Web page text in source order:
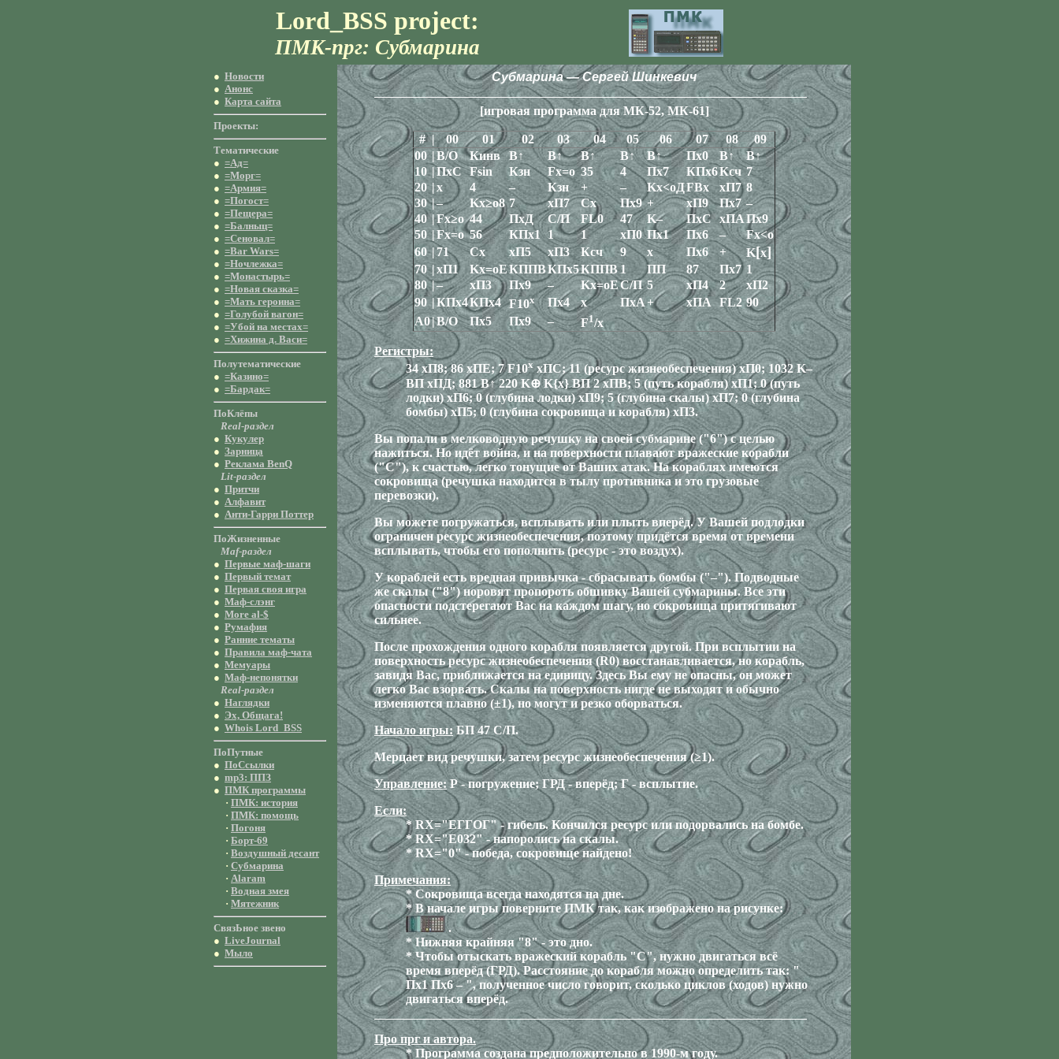
Lord_BSS project:
ПМК-прг: Субмарина
● Новости
● Анонс
● Карта сайта
Проекты:
Тематические
● =Ад=
● =Морг=
● =Армия=
● =Погост=
● =Пещера=
● =Балныц=
● =Сеновал=
● =Bar Wars=
● =Ночлежка=
● =Монастырь=
● =Новая сказка=
● =Мать героина=
● =Голубой вагон=
● =Убой на местах=
● =Хижина д. Васи=
Полутематическиe
● =Казино=
● =Бардак=
ПоКлёпы
Real-раздел
● Кукулер
● Зарница
● Реклама BenQ
Lit-раздел
● Притчи
● Алфавит
● Анти-Гарри Поттер
ПоЖизненные
Maf-раздел
● Первые маф-шаги
● Первый темат
● Первая своя игра
● Маф-слэнг
● More al-$
● Румафия
● Ранние тематы
● Правила маф-чата
● Мемуары
● Маф-непонятки
Real-раздел
● Наглядки
● Эх, Общага!
● Whois Lord_BSS
ПоПутные
● ПоСcылки
● mp3: ППЗ
● ПМК программы
· ПМК: история
· ПМК: помощь
· Погоня
· Борт-69
· Воздушный десант
· Субмарина
· Alaram
· Водная змея
· Мятежник
СвязЬное звено
● LiveJournal
● Мыло
Субмарина — Сергей Шинкевич
[игровая программа для МК-52, МК-61]
# | 00 01 02 03 04 05 06 07 08
09
00 |В/О Кинв В↑ В↑ В↑ В↑ В↑ Пх0 В↑
В↑
10 |ПхС Fsin Кзн Fx=o 35 4 Пх7 КПх6Ксч 7
20 |х 4 – Кзн + – Kx<oДFBx хП7 8
30 |– Kx≥o8 7 хП7 Сх Пх9 + хП9 Пх7 –
40 |Fx≥o 44 ПхД С/П FL0 47 K– ПхС хПАПх9
50 |Fx=o 56 КПх1 1 1 хП0 Пх1 Пх6 –
Fx<o
60 | 71 Cx хП5 хП3 Ксч 9 х Пх6 + K[х]
70 |хП1 Kx=oEКППВКПх5КППВ 1 ПП 87 Пх7 1
80 |– хП3 Пх9 – Kx=oEС/П 5 хП4 2
хП2
90 |КПх4КПх4 F10x Пх4 х ПхА+ хПА FL2 90
A0|В/О Пх5 Пх9 – F1/x
Регистры:
34 хП8; 86 хПЕ; 7 F10xхПС; 11 (ресурс жизнеобеспечения) хП0; 1032 K–
ВП хПД; 881 В↑ 220 K⊕ K{x} ВП 2 хПВ; 5 (путь корабля) хП1; 0 (путь
лодки) хП6; 0 (глубина лодки) хП9; 5 (глубина скалы) хП7; 0 (глубина
бомбы) хП5; 0 (глубина сокровища и корабля) хП3.
Вы попали в мелководную речушку на своей субмарине ("6") с целью
нажиться. Но идёт война, и на поверхности плавают вражеские корабли
("C"), к счастью, легко тонущие от Ваших атак. На кораблях имеются
сокровища (речушка находится в тылу противника и это грузовые
перевозки).
Вы можете погружаться, всплывать или плыть вперёд. У Вашей подлодки
ограничен ресурс жизнеобеспечения, поэтому придётся время от времени
всплывать, чтобы его пополнить (ресурс - это воздух).
У кораблей есть вредная привычка - сбрасывать бомбы ("–"). Подводные
же скалы ("8") норовят пропороть обшивку Вашей субмарины. Все эти
опасности подстерегают Вас на каждом шагу, но сокровища притягивают
сильнее.
После прохождения одного корабля появляется другой. При всплытии на
поверхность ресурс жизнеобеспечения (R0) восстанавливается, но корабль,
завидя Вас, приближается на единицу. Здесь Вы ему не опасны, он может
легко Вас взорвать. Скалы на поверхность нигде не выходят и обычно
изменяются плавно (±1), но могут и резко оборваться.
Начало игры: БП 47 С/П.
Мерцает вид речушки, затем ресурс жизнеобеспечения (≥1).
Управление:Р - погружение; ГРД - вперёд; Г - всплытие.
Если:
* RX="ЕГГОГ" - гибель. Кончился ресурс или подорвались на бомбе.
* RX="E032" - напоролись на скалы.
* RX="0" - победа, сокровище найдено!
Примечания:
* Сокровища всегда находятся на дне.
* В начале игры поверните ПМК так, как изображено на рисунке:
.
* Нижняя крайняя "8" - это дно.
* Чтобы отыскать вражеский корабль "C", нужно двигаться всё
время вперёд (ГРД). Расстояние до корабля можно определить так: "
Пх1 Пх6 – ", полученное число говорит, сколько циклов (ходов) нужно
двигаться вперёд.
Про прг и автора.
* Программа создана предположительно в 1990-м году.